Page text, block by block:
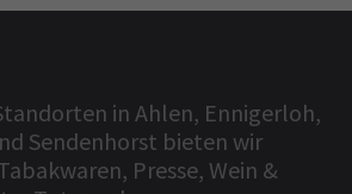
in Ahlen, Ennigerloh,
Sendenhorst bieten wir
Presse, Wein &